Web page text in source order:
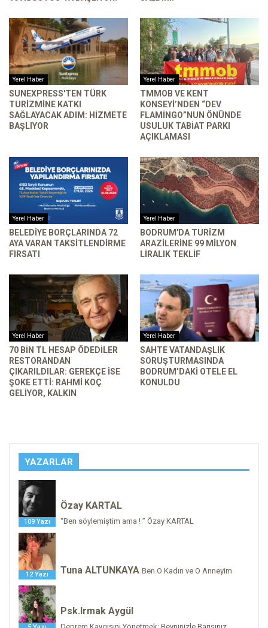
Yerel Haber
SUNEXPRESS'TEN TÜRK
TURIZMINE KATKI
SAĞLAYACAK ADIM: HIZMETE
BAŞLIYOR
Yerel Haber
TMMOB VE KENT
KONSEYI’NDEN “DEV
FLAMINGO”NUN ÖNÜNDE
USULUK TABIAT PARKI
AÇIKLAMASI
Yerel Haber
BELEDIYE BORÇLARINDA 72
AYA VARAN TAKSITLENDIRME
FIRSATI
Yerel Haber
BODRUM'DA TURIZM
ARAZILERINE 99 MILYON
LIRALIK TEKLIF
Yerel Haber
70 BIN TL HESAP ÖDEDILER
RESTORANDAN
ÇIKARILDILAR: GEREKÇE ISE
ŞOKE ETTI: RAHMI KOÇ
GELIYOR, KALKIN
Yerel Haber
SAHTE VATANDAŞLIK
SORUŞTURMASINDA
BODRUM’DAKI OTELE EL
KONULDU
YAZARLAR
109 Yazı
Özay KARTAL
“Ben söylemiştim ama ! ” Özay KARTAL
12 Yazı Tuna ALTUNKAYA Ben O Kadın ve O Anneyim
Psk.Irmak Aygül